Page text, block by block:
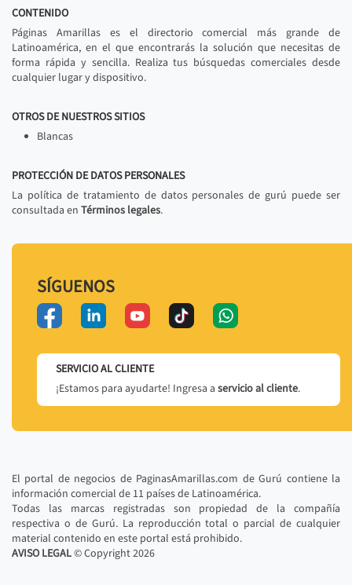
CONTENIDO
Páginas Amarillas es el directorio comercial más grande de
Latinoamérica, en el que encontrarás la solución que necesitas de
forma rápida y sencilla. Realiza tus búsquedas comerciales desde
cualquier lugar y dispositivo.
OTROS DE NUESTROS SITIOS
Blancas
PROTECCIÓN DE DATOS PERSONALES
La política de tratamiento de datos personales de gurú puede ser
consultada en Términos legales.
SÍGUENOS
SERVICIO AL CLIENTE
¡Estamos para ayudarte! Ingresa a servicio al cliente.
El portal de negocios de PaginasAmarillas.com de Gurú contiene la
información comercial de 11 países de Latinoamérica.
Todas las marcas registradas son propiedad de la compañía
respectiva o de Gurú. La reproducción total o parcial de cualquier
material contenido en este portal está prohibido.
AVISO LEGAL© Copyright2026